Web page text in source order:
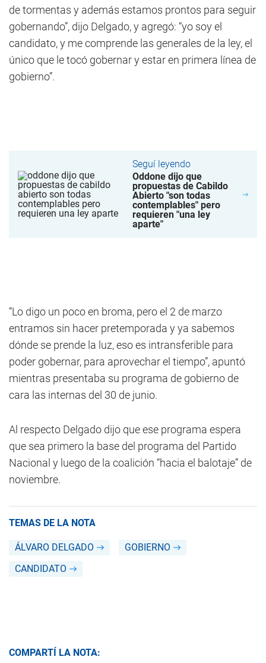
de tormentas y además estamos prontos para seguir
gobernando”, dijo Delgado, y agregó: “yo soy el
candidato, y me comprende las generales de la ley, el
único que le tocó gobernar y estar en primera línea de
gobierno”.
Seguí leyendo
Oddone dijo que
propuestas de Cabildo
Abierto "son todas
contemplables" pero
requieren "una ley
aparte"
“Lo digo un poco en broma, pero el 2 de marzo
entramos sin hacer pretemporada y ya sabemos
dónde se prende la luz, eso es intransferible para
poder gobernar, para aprovechar el tiempo”, apuntó
mientras presentaba su programa de gobierno de
cara las internas del 30 de junio.
Al respecto Delgado dijo que ese programa espera
que sea primero la base del programa del Partido
Nacional y luego de la coalición “hacia el balotaje” de
noviembre.
TEMAS DE LA NOTA
ÁLVARO DELGADO
GOBIERNO
CANDIDATO
COMPARTÍ LA NOTA: